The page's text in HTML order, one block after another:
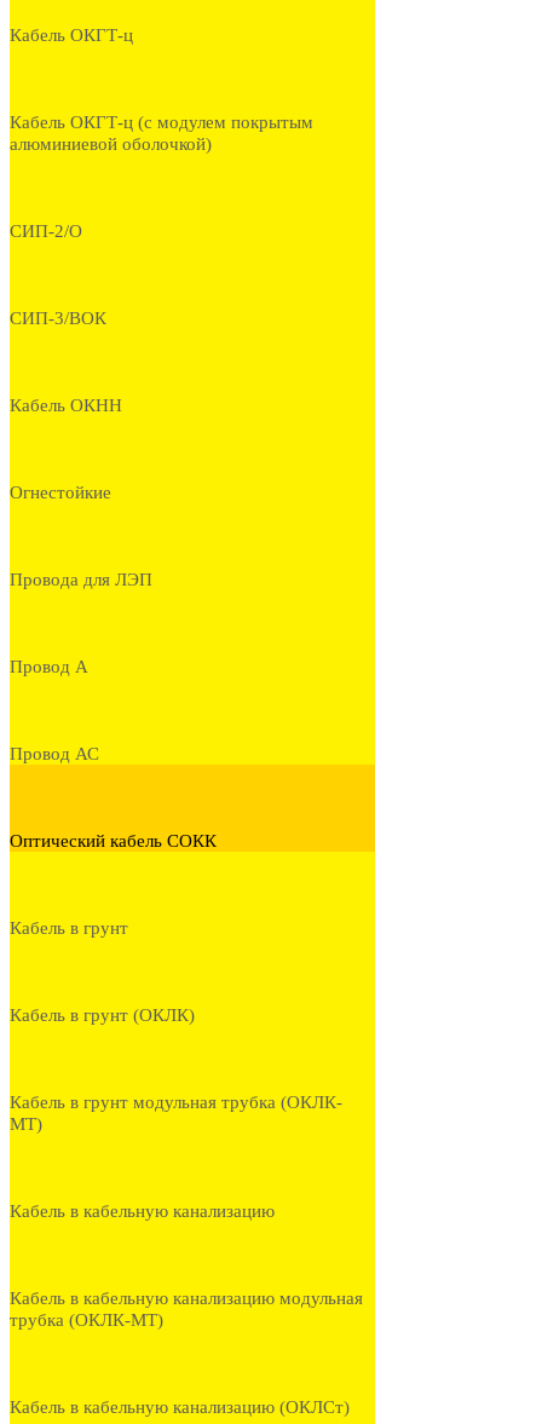
Кабель ОКГТ-ц
Кабель ОКГТ-ц (с модулем покрытым
алюминиевой оболочкой)
СИП-2/О
СИП-3/ВОК
Кабель ОКНН
Огнестойкие
Провода для ЛЭП
Провод А
Провод АС
Оптический кабель СОКК
Кабель в грунт
Кабель в грунт (ОКЛК)
Кабель в грунт модульная трубка (ОКЛК-
МТ)
Кабель в кабельную канализацию
Кабель в кабельную канализацию модульная
трубка (ОКЛК-МТ)
Кабель в кабельную канализацию (ОКЛСт)